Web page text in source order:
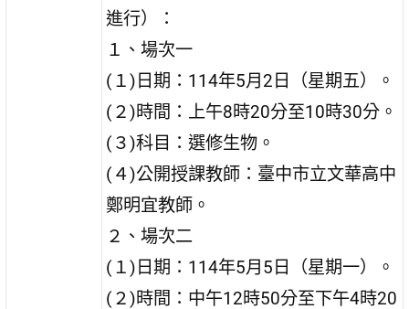
進行）：
１、場次一
(１)日期：114年5月2日（星期五）。
(２)時間：上午8時20分至10時30分。
(３)科目：選修生物。
(４)公開授課教師：臺中市立文華高中
鄭明宜教師。
２、場次二
(１)日期：114年5月5日（星期一）。
(２)時間：中午12時50分至下午4時20